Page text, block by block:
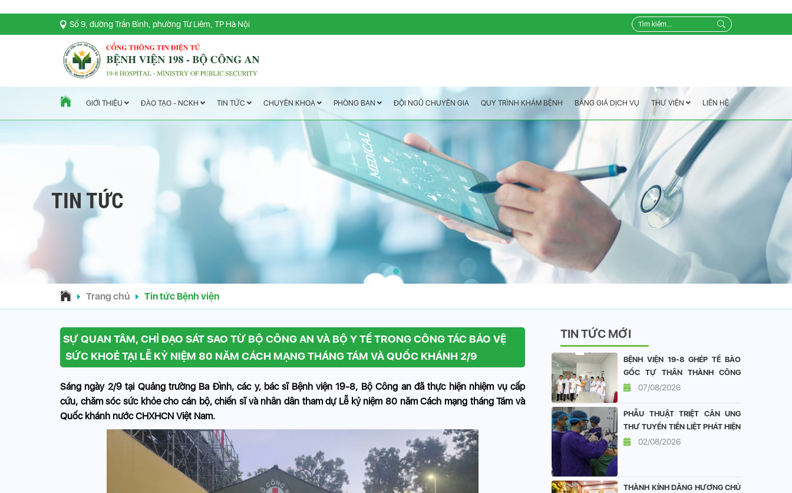
Số 9, đường Trần Bình, phường Từ Liêm, TP Hà Nội
GIỚI THIỆU ĐÀO TẠO - NCKH TIN TỨC CHUYÊN KHOA PHÒNG BAN ĐỘI NGŨ CHUYÊN GIA QUY TRÌNH KHÁM BỆNH BẢNG GIÁ DỊCH VỤ THƯ VIỆN LIÊN HỆ
TIN TỨC
Trang chủ Tin tức Bệnh viện
SỰ QUAN TÂM, CHỈ ĐẠO SÁT SAO TỪ BỘ CÔNG AN VÀ BỘ Y TẾ TRONG CÔNG TÁC BẢO VỆ
SỨC KHOẺ TẠI LỄ KỶ NIỆM 80 NĂM CÁCH MẠNG THÁNG TÁM VÀ QUỐC KHÁNH 2/9
Sáng ngày 2/9 tại Quảng trường Ba Đình, các y, bác sĩ Bệnh viện 19-8, Bộ Công an đã thực hiện nhiệm vụ cấp
cứu, chăm sóc sức khỏe cho cán bộ, chiến sĩ và nhân dân tham dự Lễ kỷ niệm 80 năm Cách mạng tháng Tám và
Quốc khánh nước CHXHCN Việt Nam.
TIN TỨC MỚI
BỆNH VIỆN 19-8 GHÉP TẾ BÀO
GỐC TỰ THÂN THÀNH CÔNG
CHO BỆNH NHÂN ĐA U TỦY
07/08/2026
PHẪU THUẬT TRIỆT CĂN UNG
THƯ TUYẾN TIỀN LIỆT PHÁT HIỆN
SỚM TẠI BỆNH VIỆN 19-8: DUY
02/08/2026
THÀNH KÍNH DÂNG HƯƠNG CHỦ